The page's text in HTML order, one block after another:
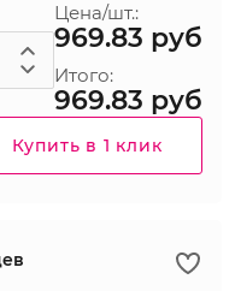
Цена/шт.:
969.83 руб
Итого:
969.83 руб
Купить в 1 клик